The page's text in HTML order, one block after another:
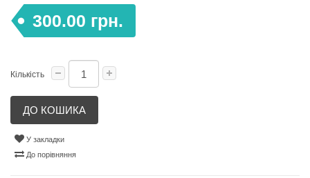
300.00 грн.
Кількість
ДО КОШИКА
У закладки
До порівняння